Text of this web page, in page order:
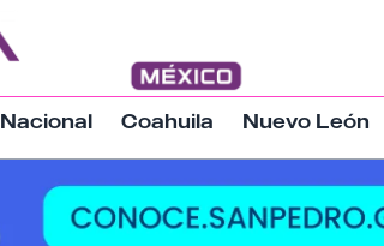
Nacional Coahuila Nuevo León